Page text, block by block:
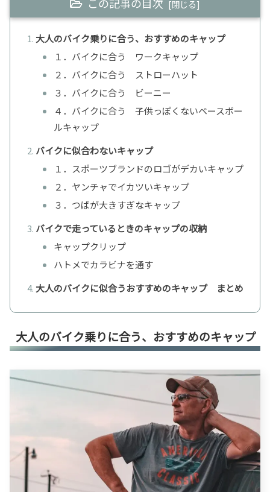
大人のバイク乗りに合う、おすすめのキャップ
１．バイクに合う ワークキャップ
２．バイクに合う ストローハット
３．バイクに合う ビーニー
４．バイクに合う 子供っぽくないベースボー
ルキャップ
バイクに似合わないキャップ
１．スポーツブランドのロゴがデカいキャップ
２．ヤンチャでイカツいキャップ
３．つばが大きすぎなキャップ
バイクで走っているときのキャップの収納
キャップクリップ
ハトメでカラビナを通す
大人のバイクに似合うおすすめのキャップ まとめ
大人のバイク乗りに合う、おすすめのキャップ